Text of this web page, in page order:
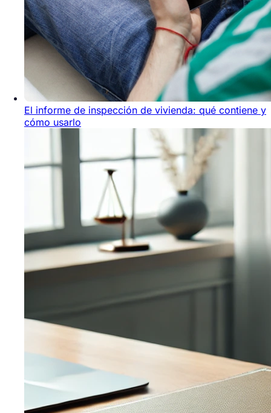
El informe de inspección de vivienda: qué contiene y
cómo usarlo